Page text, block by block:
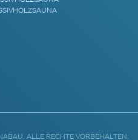
ALLE RECHTE VORBEHALTEN.